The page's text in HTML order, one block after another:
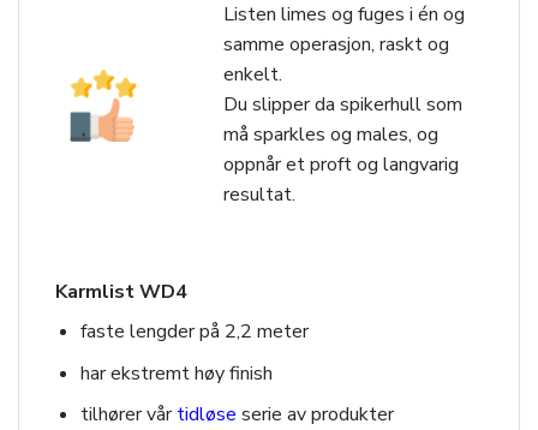
Listen limes og fuges i én og
samme operasjon, raskt og
enkelt.
Du slipper da spikerhull som
må sparkles og males, og
oppnår et proft og langvarig
resultat.
Karmlist WD4
faste lengder på 2,2 meter
har ekstremt høy finish
tilhører vårtidløse serie av produkter